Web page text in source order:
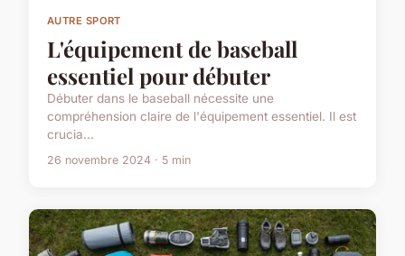
AUTRE SPORT
L'équipement de baseball
essentiel pour débuter
Débuter dans le baseball nécessite une
compréhension claire de l'équipement essentiel. Il est
crucia...
26 novembre 2024 · 5 min